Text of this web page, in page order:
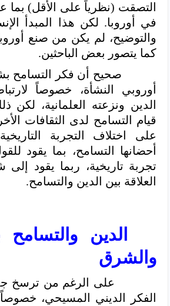
التصقت (نظرياً على الأقل) بما
في أوروبا. لكن هذا المبدأ
والتوضيح، لم يكن من صنع
كما يتصور بعض الباحثين.
صحيح أن فكر التسامح
أوروبي النشأة، خصوصاً
الدين ونزعته العلمانية، لكن
قيام التسامح لدى الثقافات
على اختلاف التجربة
أحضانها التسامح، بما يقود
تجربة تاريخية، ربما يقود
العلاقة بين الدين والتسامح.
الدين والتسامح
والشرق
على الرغم من ترسخ
الفكر الديني المسيحي،